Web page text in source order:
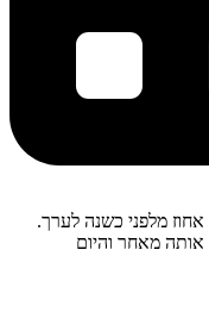
יש לי משכנתא צמודה בריבית קבועה של 5.9 אחוז מלפני כשנה לערך.
מאחר והיום